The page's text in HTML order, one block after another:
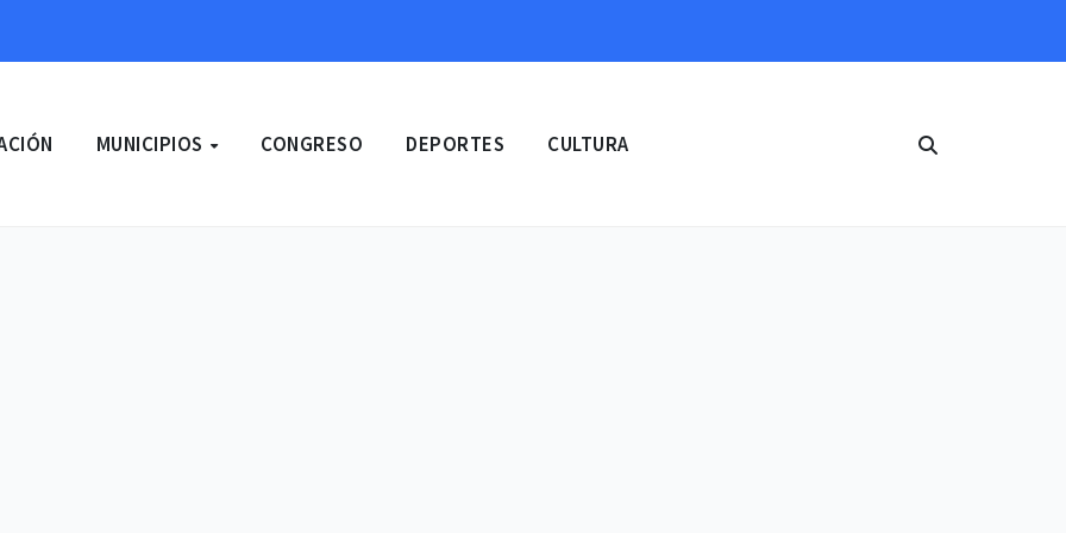
MUNICIPIOS CONGRESO DEPORTES CULTURA